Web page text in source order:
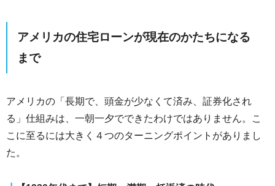
アメリカの住宅ローンが現在のかたちになる
まで
アメリカの「長期で、頭金が少なくて済み、証券化され
る」仕組みは、一朝一夕でできたわけではありません。こ
こに至るには大きく４つのターニングポイントがありまし
た。